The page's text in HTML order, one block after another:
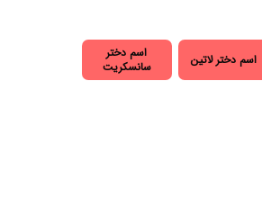
اسم دختر لاتین
اسم دختر
سانسکریت